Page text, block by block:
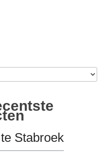
Stabroek